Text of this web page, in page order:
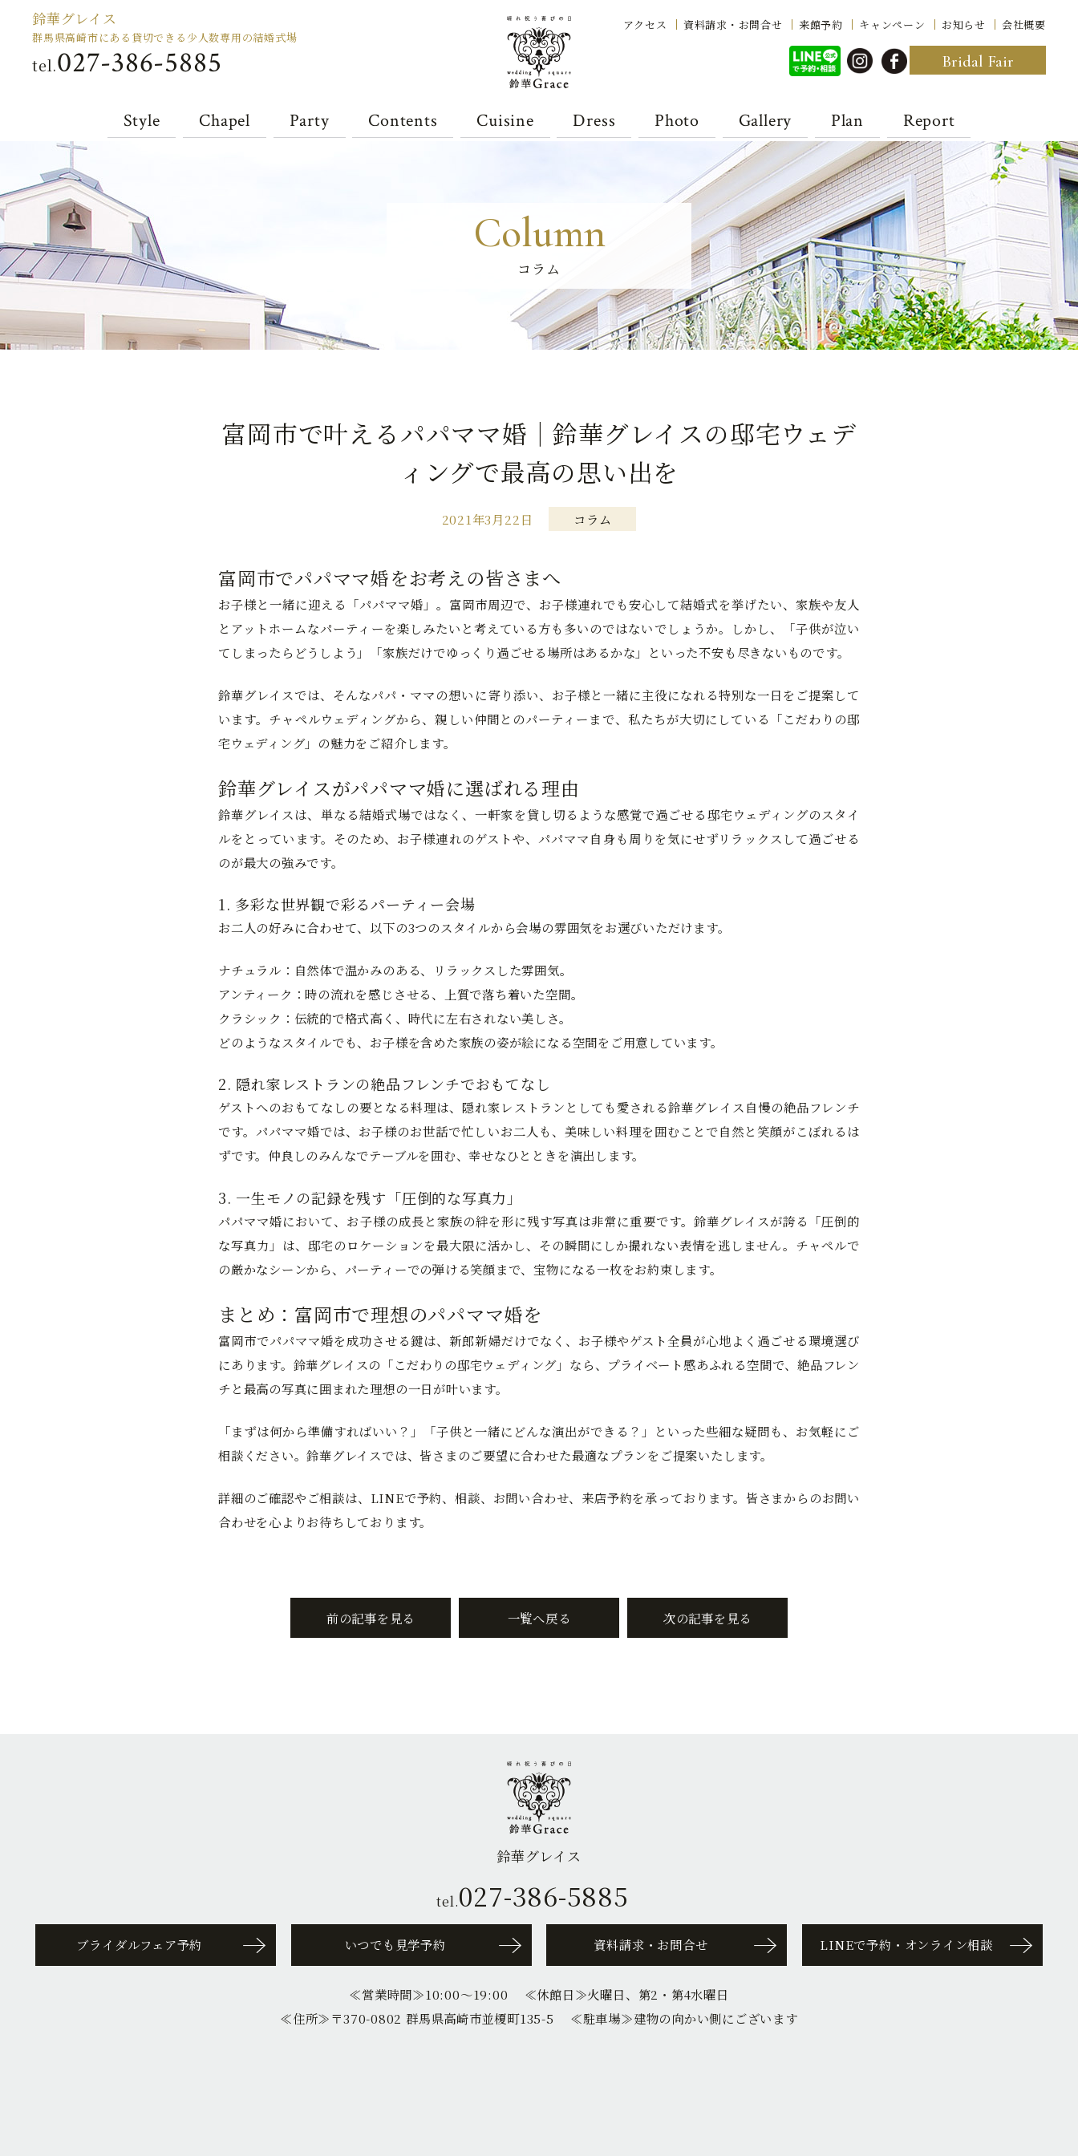
鈴華グレイス
群馬県高崎市にある貸切できる少人数専用の結婚式場
tel.027-386-5885
アクセス 資料請求・お問合せ 来館予約 キャンペーン お知らせ 会社概要
Bridal Fair
Style Chapel Party Contents Cuisine Dress Photo Gallery Plan Report
Column
コラム
富岡市で叶えるパパママ婚｜鈴華グレイスの邸宅ウェデ
ィングで最高の思い出を
2021年3月22日 コラム
富岡市でパパママ婚をお考えの皆さまへ
お子様と一緒に迎える「パパママ婚」。富岡市周辺で、お子様連れでも安心して結婚式を挙げたい、家族や友人
とアットホームなパーティーを楽しみたいと考えている方も多いのではないでしょうか。しかし、「子供が泣い
てしまったらどうしよう」「家族だけでゆっくり過ごせる場所はあるかな」といった不安も尽きないものです。
鈴華グレイスでは、そんなパパ・ママの想いに寄り添い、お子様と一緒に主役になれる特別な一日をご提案して
います。チャペルウェディングから、親しい仲間とのパーティーまで、私たちが大切にしている「こだわりの邸
宅ウェディング」の魅力をご紹介します。
鈴華グレイスがパパママ婚に選ばれる理由
鈴華グレイスは、単なる結婚式場ではなく、一軒家を貸し切るような感覚で過ごせる邸宅ウェディングのスタイ
ルをとっています。そのため、お子様連れのゲストや、パパママ自身も周りを気にせずリラックスして過ごせる
のが最大の強みです。
1. 多彩な世界観で彩るパーティー会場
お二人の好みに合わせて、以下の3つのスタイルから会場の雰囲気をお選びいただけます。
ナチュラル： 自然体で温かみのある、リラックスした雰囲気。
アンティーク：時の流れを感じさせる、上質で落ち着いた空間。
クラシック： 伝統的で格式高く、時代に左右されない美しさ。
どのようなスタイルでも、お子様を含めた家族の姿が絵になる空間をご用意しています。
2. 隠れ家レストランの絶品フレンチでおもてなし
ゲストへのおもてなしの要となる料理は、隠れ家レストランとしても愛される鈴華グレイス自慢の絶品フレンチ
です。パパママ婚では、お子様のお世話で忙しいお二人も、美味しい料理を囲むことで自然と笑顔がこぼれるは
ずです。仲良しのみんなでテーブルを囲む、幸せなひとときを演出します。
3. 一生モノの記録を残す「圧倒的な写真力」
パパママ婚において、お子様の成長と家族の絆を形に残す写真は非常に重要です。鈴華グレイスが誇る「圧倒的
な写真力」は、邸宅のロケーションを最大限に活かし、その瞬間にしか撮れない表情を逃しません。チャペルで
の厳かなシーンから、パーティーでの弾ける笑顔まで、宝物になる一枚をお約束します。
まとめ：富岡市で理想のパパママ婚を
富岡市でパパママ婚を成功させる鍵は、新郎新婦だけでなく、お子様やゲスト全員が心地よく過ごせる環境選び
にあります。鈴華グレイスの「こだわりの邸宅ウェディング」なら、プライベート感あふれる空間で、絶品フレン
チと最高の写真に囲まれた理想の一日が叶います。
「まずは何から準備すればいい？」「子供と一緒にどんな演出ができる？」といった些細な疑問も、お気軽にご
相談ください。鈴華グレイスでは、皆さまのご要望に合わせた最適なプランをご提案いたします。
詳細のご確認やご相談は、LINEで予約、相談、お問い合わせ、来店予約を承っております。皆さまからのお問い
合わせを心よりお待ちしております。
前の記事を見る 一覧へ戻る 次の記事を見る
鈴華グレイス
tel.027-386-5885
ブライダルフェア予約 いつでも見学予約 資料請求・お問合せ LINEで予約・オンライン相談
≪営業時間≫10:00〜19:00 ≪休館日≫火曜日、第2・第4水曜日
≪住所≫〒370-0802 群馬県高崎市並榎町135-5 ≪駐車場≫建物の向かい側にございます